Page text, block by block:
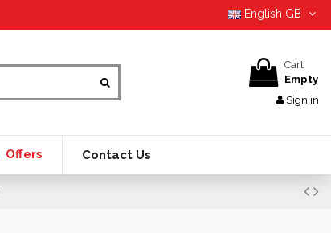
English GB
Cart
Empty
Sign in
Offers Contact Us